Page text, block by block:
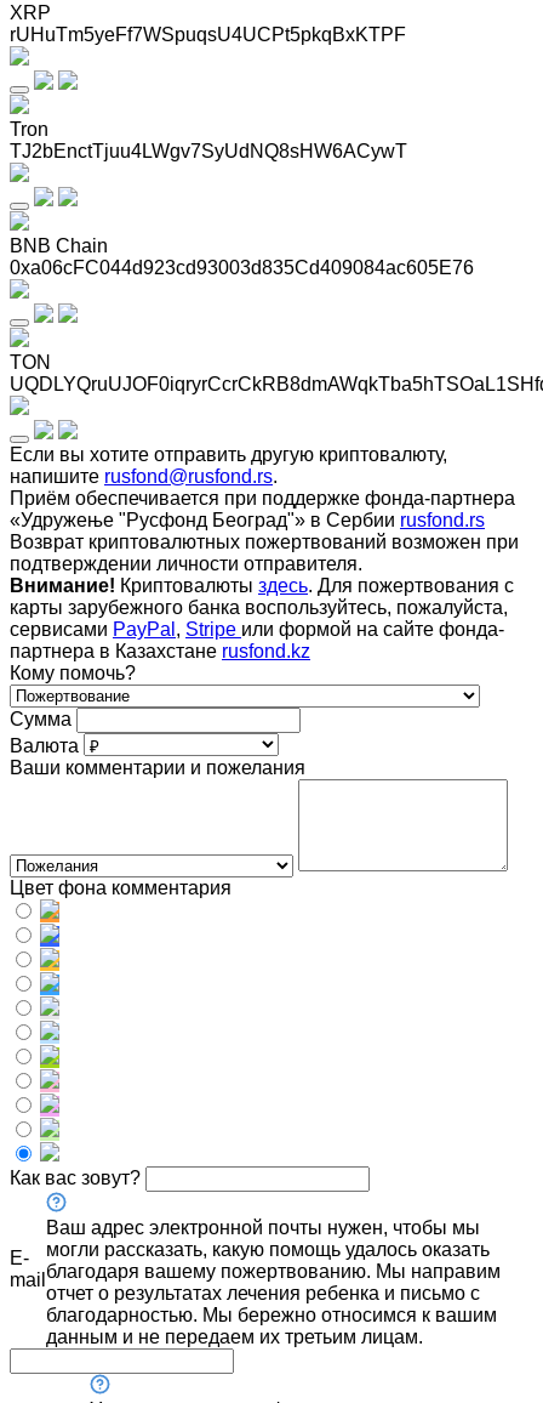
XRP
rUHuTm5yeFf7WSpuqsU4UCPt5pkqBxKTPF
Tron
TJ2bEnctTjuu4LWgv7SyUdNQ8sHW6ACywT
BNB Chain
0xa06cFC044d923cd93003d835Cd409084ac605E76
TON
Если вы хотите отправить другую криптовалюту,
напишите rusfond@rusfond.rs.
Приём обеспечивается при поддержке фонда-партнера
«Удружење "Русфонд Београд"» в Сербии rusfond.rs
Возврат криптовалютных пожертвований возможен при
подтверждении личности отправителя.
Внимание! Криптовалюты здесь. Для пожертвования с
карты зарубежного банка воспользуйтесь, пожалуйста,
сервисами PayPal , Stripe или формой на сайте фонда-
партнера в Казахстане rusfond.kz
Кому помочь?
Сумма
Валюта
Ваши комментарии и пожелания
Цвет фона комментария
Как вас зовут?
E-
mail
Ваш адрес электронной почты нужен, чтобы мы
могли рассказать, какую помощь удалось оказать
благодаря вашему пожертвованию. Мы направим
отчет о результатах лечения ребенка и письмо с
благодарностью. Мы бережно относимся к вашим
данным и не передаем их третьим лицам.